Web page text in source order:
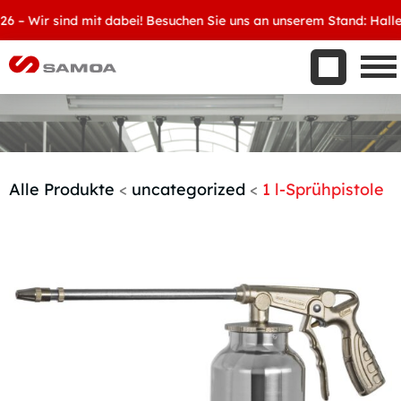
Wir sind mit dabei! Besuchen Sie uns an unserem Stand: Halle
Aktuelles
Kontakt
Handelspartner werden
Alle Produkte < uncategorized < 1 l-Sprühpistole